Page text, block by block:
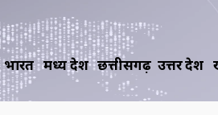
भारत मध्य प्रदेश छत्तीसगढ़ उत्तर प्रदेश